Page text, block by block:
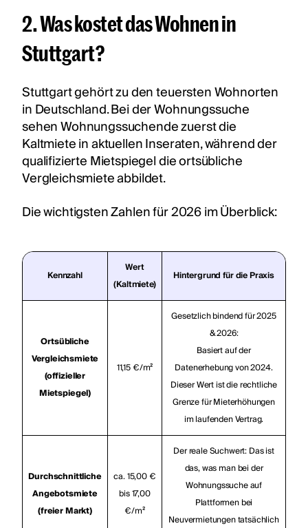
2. Was kostet das Wohnen in
Stuttgart?
Stuttgart gehört zu den teuersten Wohnorten
in Deutschland. Bei der Wohnungssuche
sehen Wohnungssuchende zuerst die
Kaltmiete in aktuellen Inseraten, während der
qualifizierte Mietspiegel die ortsübliche
Vergleichsmiete abbildet.
Die wichtigsten Zahlen für 2026 im Überblick:
Kennzahl
Wert
(Kaltmiete)
Hintergrund für die Praxis
Ortsübliche
Vergleichsmiete
(offizieller
Mietspiegel)
11,15 €/m²
Gesetzlich bindend für 2025
& 2026:
Basiert auf der
Datenerhebung von 2024.
Dieser Wert ist die rechtliche
Grenze für Mieterhöhungen
im laufenden Vertrag.
Durchschnittliche
Angebotsmiete
(freier Markt)
ca. 15,00 €
bis 17,00
€/m²
Der reale Suchwert: Das ist
das, was man bei der
Wohnungssuche auf
Plattformen bei
Neuvermietungen tatsächlich